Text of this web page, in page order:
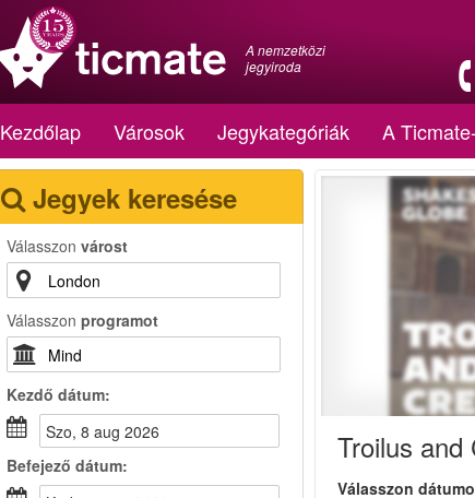
A nemzetközi
jegyiroda
Kezdőlap Városok Jegykategóriák A
Jegyek keresése
Válasszon várost
Válasszon programot
Kezdő dátum:
szo, 8 aug 2026
Befejező dátum:
Troilus and
Válasszon